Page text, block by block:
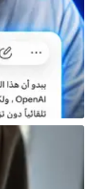
“البراكين
الكوكب.”
على غرار
كنت لا تريد أن
يبدو أن هناك